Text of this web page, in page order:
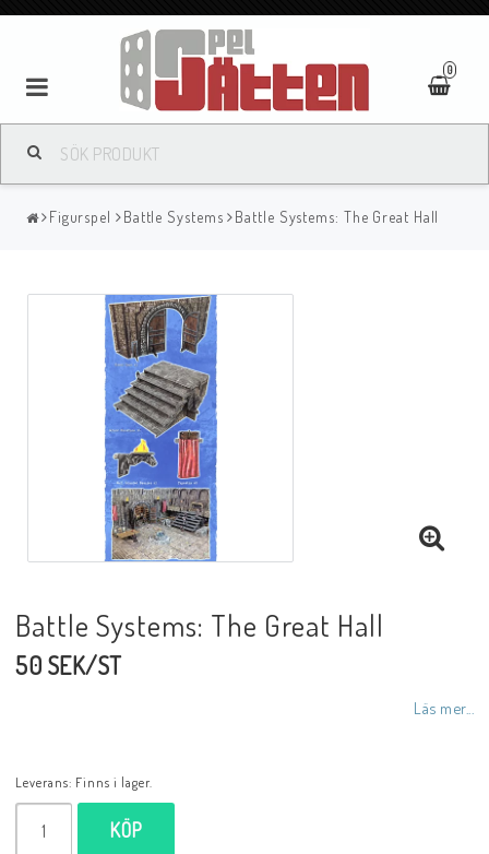
0
Figurspel Battle Systems Battle Systems: The Great Hall
Battle Systems: The Great Hall
50 SEK/ST
Läs mer...
Leverans: Finns i lager.
KÖP